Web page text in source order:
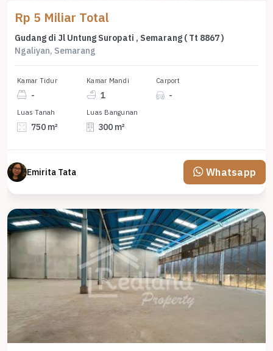
Rp 5 Miliar Total
Gudang di Jl Untung Suropati , Semarang ( Tt 8867 )
Ngaliyan, Semarang
Kamar Tidur
-
Kamar Mandi
1
Carport
-
Luas Tanah
750 m²
Luas Bangunan
300 m²
Emirita Tata Whatsapp